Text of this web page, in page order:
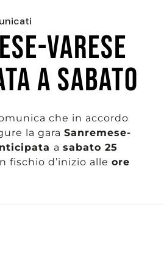
VARESE
A SABATO
che in accordo
la gara Sanremese-
a sabato 25
fischio d’inizio alle ore